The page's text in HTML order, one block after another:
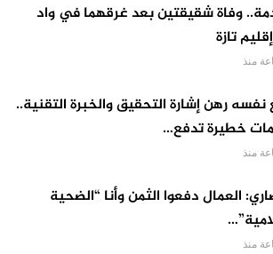
وفاة شقيقتين بعد غرقهما في واد
تازة
رهن إشارة التحقيق والخبرة التقنية..
خطيرة تدفع…
العمال دفعوا الثمن وأنا “الضحية